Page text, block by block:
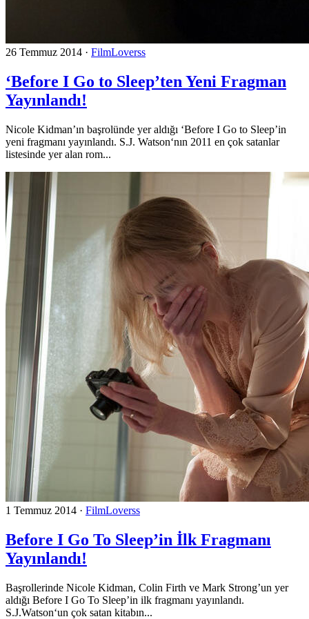
26 Temmuz 2014 · FilmLoverss
‘Before I Go to Sleep’ten Yeni Fragman
Yayınlandı!
Nicole Kidman’ın başrolünde yer aldığı ‘Before I Go to Sleep’in
yeni fragmanı yayınlandı. S.J. Watson‘nın 2011 en çok satanlar
listesinde yer alan rom...
1 Temmuz 2014 · FilmLoverss
Before I Go To Sleep’in İlk Fragmanı
Yayınlandı!
Başrollerinde Nicole Kidman, Colin Firth ve Mark Strong’un yer
aldığı Before I Go To Sleep’in ilk fragmanı yayınlandı.
S.J.Watson‘un çok satan kitabın...